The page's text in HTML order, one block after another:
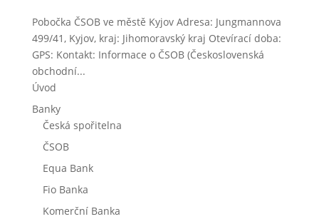
Pobočka ČSOB ve městě Kyjov Adresa: Jungmannova
499/41, Kyjov, kraj: Jihomoravský kraj Otevírací doba:
GPS: Kontakt: Informace o ČSOB (Československá
obchodní...
Úvod
Banky
Česká spořitelna
ČSOB
Equa Bank
Fio Banka
Komerční Banka